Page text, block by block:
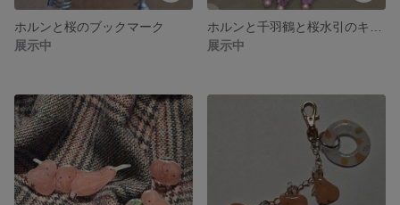
ホルンと桜のブックマーク
展示中
展示中